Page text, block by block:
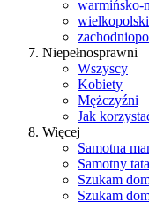
warmińsko-
Niepełnosprawni
Wszyscy
Kobiety
Mężczyźni
Jak
Więcej
Samotna
Samotny tata
Szukam
Szukam